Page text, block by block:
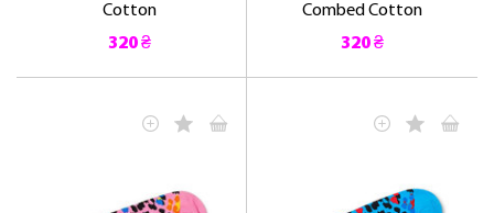
Cotton
320 ₴
Combed Cotton
320 ₴